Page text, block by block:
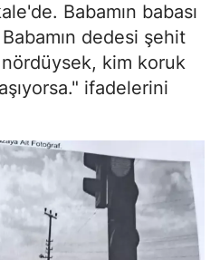
Babamın babası
dedesi şehit
kim koruk
ifadelerini